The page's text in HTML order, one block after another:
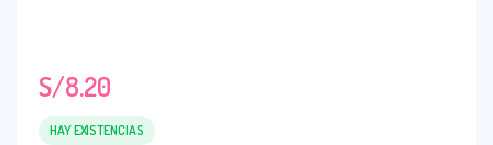
S/8.20
HAY EXISTENCIAS